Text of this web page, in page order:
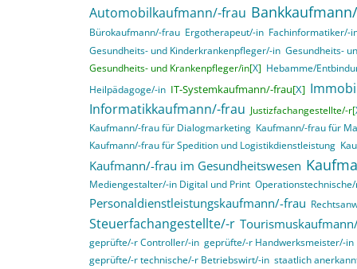
Automobilkaufmann/-frau
Bürokaufmann/-frau Ergotherapeut/-in Fachinformatiker/-
Gesundheits- und Kinderkrankenpfleger/-in Gesundheits-
Gesundheits- und Krankenpfleger/in[X] Hebamme/
Heilpädagoge/-in IT-Systemkaufmann/-frau[X]
Informatikkaufmann/-frau Justizfachangestellte/-r[
Kaufmann/-frau für Dialogmarketing Kaufmann/-frau für
Kaufmann/-frau für Spedition und Logistikdienstleistung
Kaufmann/-frau im Gesundheitswesen
Mediengestalter/-in Digital und Print
Personaldienstleistungskaufmann/-frau
Steuerfachangestellte/-r
geprüfte/-r Controller/-in geprüfte/-r Handwerksmeister/-in
geprüfte/-r technische/-r Betriebswirt/-in staatlich